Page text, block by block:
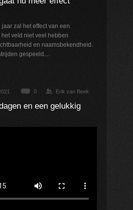
zal het effect van een
veld niet veel hebben
en naamsbekendheid.
gespeeld....
0 Erik van Beek
en een gelukkig